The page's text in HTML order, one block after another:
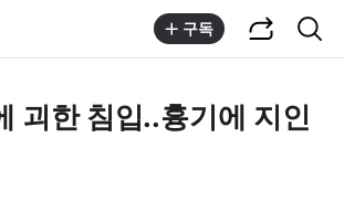
구독
괴한 침입..흉기에 지인